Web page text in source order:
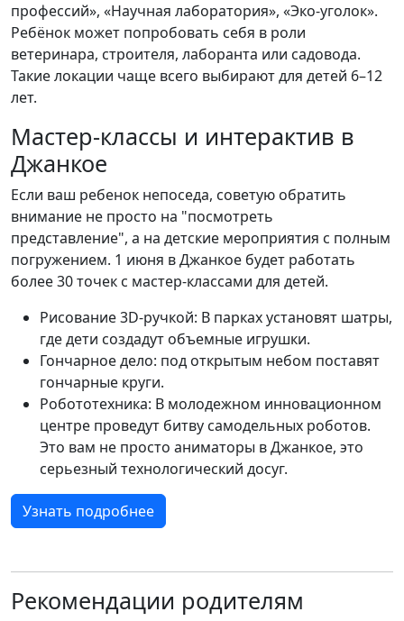
профессий», «Научная лаборатория», «Эко-уголок».
Ребёнок может попробовать себя в роли
ветеринара, строителя, лаборанта или садовода.
Такие локации чаще всего выбирают для детей 6–12
лет.
Мастер-классы и интерактив в
Джанкое
Если ваш ребенок непоседа, советую обратить
внимание не просто на "посмотреть
представление", а на детские мероприятия с полным
погружением. 1 июня в Джанкое будет работать
более 30 точек с мастер-классами для детей.
Рисование 3D-ручкой: В парках установят шатры,
где дети создадут объемные игрушки.
Гончарное дело: под открытым небом поставят
гончарные круги.
Робототехника: В молодежном инновационном
центре проведут битву самодельных роботов.
Это вам не просто аниматоры в Джанкое, это
серьезный технологический досуг.
Узнать подробнее
Рекомендации родителям